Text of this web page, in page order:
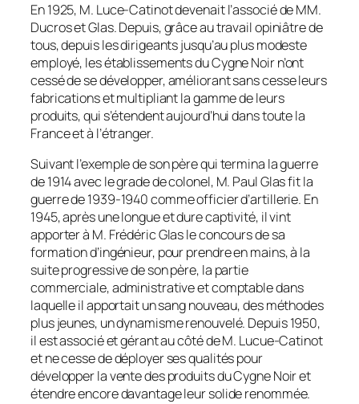
En 1925, M. Luce-Catinot devenait l’associé de MM.
Ducros et Glas. Depuis, grâce au travail opiniâtre de
tous, depuis les dirigeants jusqu’au plus modeste
employé, les établissements du Cygne Noir n’ont
cessé de se développer, améliorant sans cesse leurs
fabrications et multipliant la gamme de leurs
produits, qui s’étendent aujourd’hui dans toute la
France et à l’étranger.
Suivant l’exemple de son père qui termina la guerre
de 1914 avec le grade de colonel, M. Paul Glas fit la
guerre de 1939-1940 comme officier d’artillerie. En
1945, après une longue et dure captivité, il vint
apporter à M. Frédéric Glas le concours de sa
formation d’ingénieur, pour prendre en mains, à la
suite progressive de son père, la partie
commerciale, administrative et comptable dans
laquelle il apportait un sang nouveau, des méthodes
plus jeunes, un dynamisme renouvelé. Depuis 1950,
il est associé et gérant au côté de M. Lucue-Catinot
et ne cesse de déployer ses qualités pour
développer la vente des produits du Cygne Noir et
étendre encore davantage leur solide renommée.